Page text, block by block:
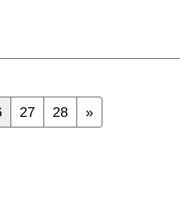
27 28 »